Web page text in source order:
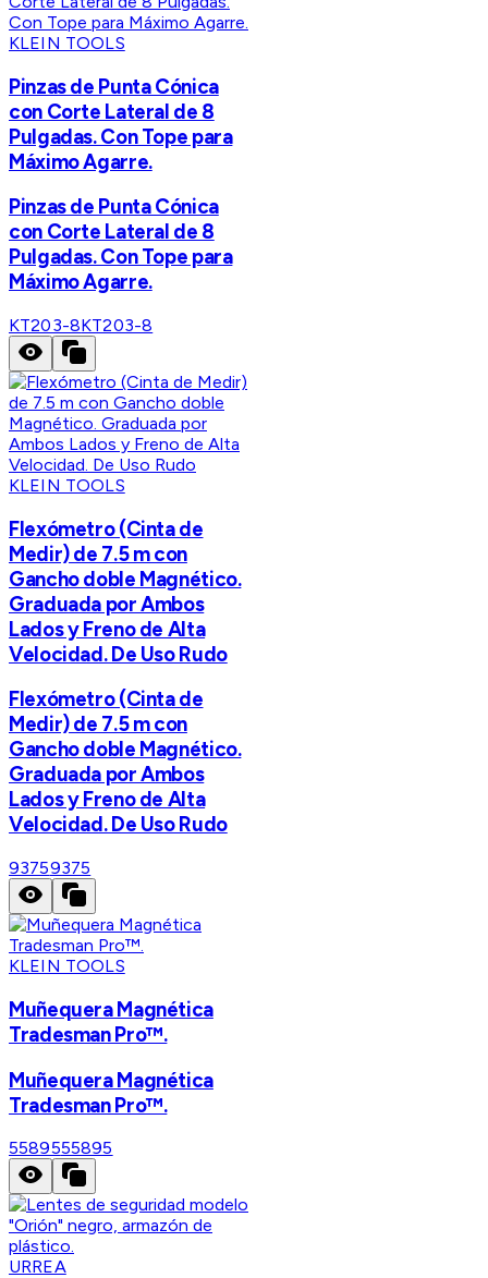
KLEIN TOOLS
Pinzas de Punta Cónica
con Corte Lateral de 8
Pulgadas. Con Tope para
Máximo Agarre.
Pinzas de Punta Cónica
con Corte Lateral de 8
Pulgadas. Con Tope para
Máximo Agarre.
KT203-8KT203-8
KLEIN TOOLS
Flexómetro (Cinta de
Medir) de 7.5 m con
Gancho doble Magnético.
Graduada por Ambos
Lados y Freno de Alta
Velocidad. De Uso Rudo
Flexómetro (Cinta de
Medir) de 7.5 m con
Gancho doble Magnético.
Graduada por Ambos
Lados y Freno de Alta
Velocidad. De Uso Rudo
93759375
KLEIN TOOLS
Muñequera Magnética
Tradesman Pro™.
Muñequera Magnética
Tradesman Pro™.
5589555895
URREA